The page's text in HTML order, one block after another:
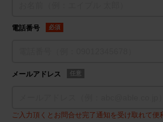
電話番号 必須
メールアドレス 任意
ご入力頂くとお問合せ完了通知を受け取れて便